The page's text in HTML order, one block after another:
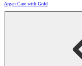
Argan Care with Gold